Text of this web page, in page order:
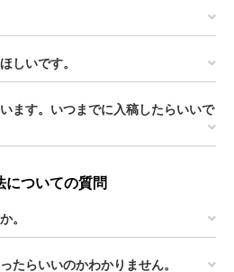
しいです。
ます。いつまでに入稿したらいいで
ついての質問
。
たらいいのかわかりません。